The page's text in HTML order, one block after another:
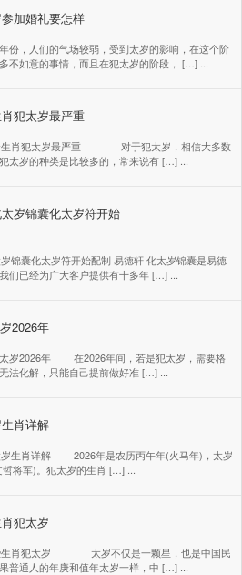
加婚礼要怎样
，人们的气场较弱，受到太岁的影响，在这个阶
不如意的事情，而且在犯太岁的阶段， […] ...
犯太岁最严重
肖犯太岁最严重 对于犯太岁，相信大多数
太岁的种类是比较多的，常来说有 […] ...
岁锦囊化太岁符开始
锦囊化太岁符开始配制 易德轩 化太岁锦囊是易德
们已经为广大客户提供有十多年 […] ...
2026年
岁2026年 在2026年间，若是犯太岁，需要格
法化解，只能自己提前做好准 […] ...
肖详解
生肖详解 2026年是农历丙午年(火马年)，太岁
将军)。犯太岁的生肖 […] ...
犯太岁
肖犯太岁 太岁不仅是一颗星，也是中国民
普通人的年庚和值年太岁一样，中 […] ...